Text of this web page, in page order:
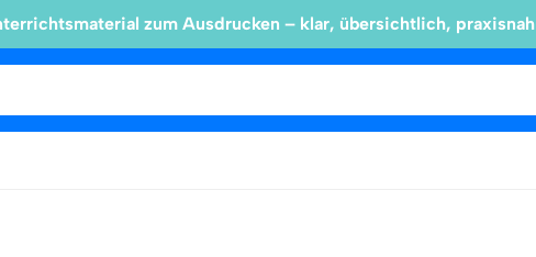
zum Ausdrucken – klar, übersichtlich, praxisnah